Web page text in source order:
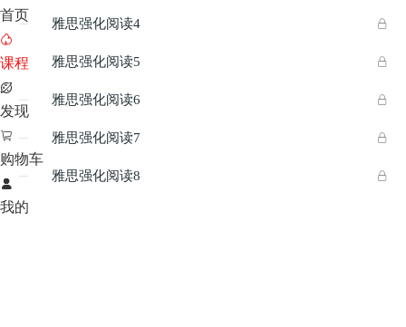

雅思强化阅读4

雅思强化阅读5

雅思强化阅读6

雅思强化阅读7

雅思强化阅读8
首页

课程

发现

购物车

我的